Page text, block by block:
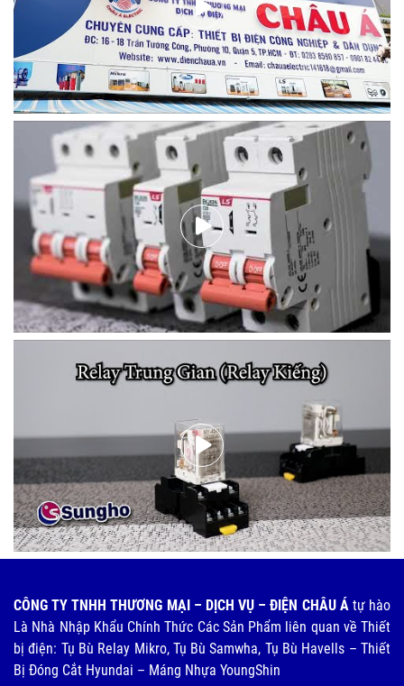
CÔNG TY TNHH THƯƠNG MẠI – DỊCH VỤ – ĐIỆN CHÂU Átự hào
Là Nhà Nhập Khẩu Chính Thức Các Sản Phẩm liên quan về Thiết
bị điện: Tụ Bù Relay Mikro, Tụ Bù Samwha, Tụ Bù Havells – Thiết
Bị Đóng Cắt Hyundai – Máng Nhựa YoungShin